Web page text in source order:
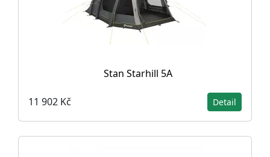
Stan Starhill 5A
11 902 Kč Detail